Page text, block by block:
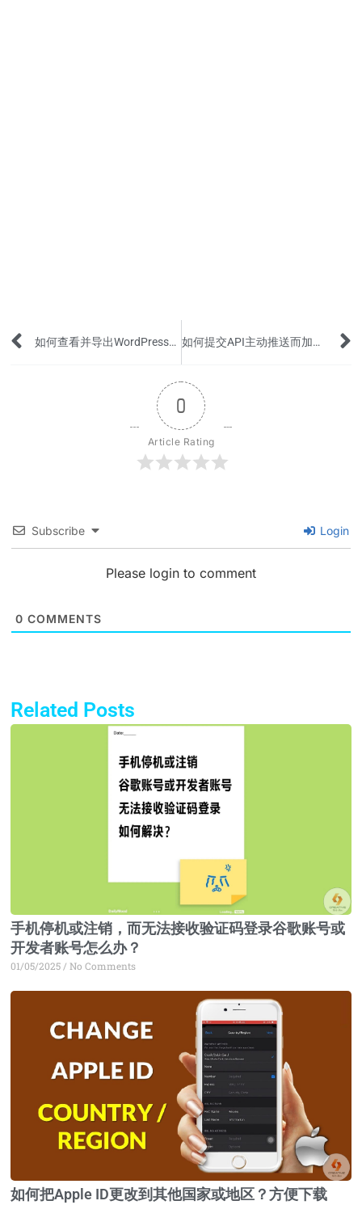
Prev 如何查看并导出WordPress网站所有网页的URL地址？ 如何提交API主动推送而加快百度普通收录？
0
Article Rating
Subscribe Login
Please login to comment
0 COMMENTS
Related Posts
手机停机或注销，而无法接收验证码登录谷歌账号或
开发者账号怎么办？
01/05/2025 No Comments
如何把Apple ID更改到其他国家或地区？方便下载
Page